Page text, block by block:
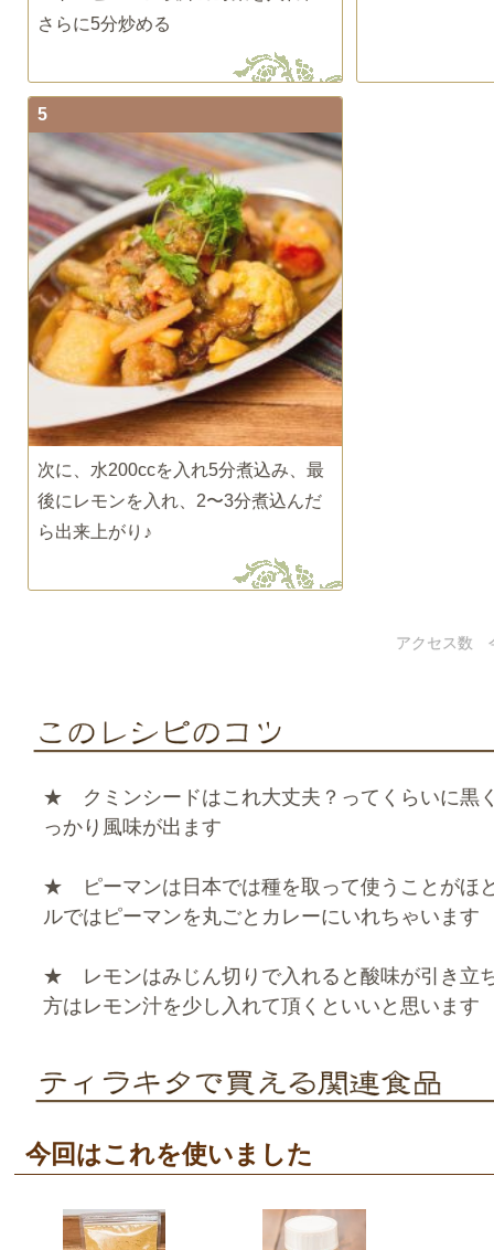
さらに5分炒める
5
次に、水200ccを入れ5分煮込み、最
後にレモンを入れ、2〜3分煮込んだ
ら出来上がり♪
アクセス数
★ クミンシードはこれ大丈夫？ってくらいに黒
っかり風味が出ます
★ ピーマンは日本では種を取って使うことがほ
ルではピーマンを丸ごとカレーにいれちゃいます
★ レモンはみじん切りで入れると酸味が引き立
方はレモン汁を少し入れて頂くといいと思います
今回はこれを使いました